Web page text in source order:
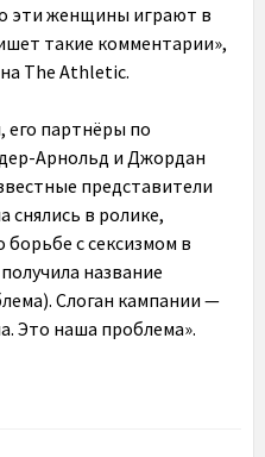
эти женщины играют в
такие комментарии»,
The Athletic.
его партнёры по
Арнольд и Джордан
представители
снялись в ролике,
с сексизмом в
название
Слоган кампании —
Это наша проблема».